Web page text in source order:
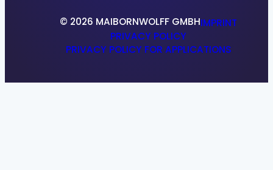
© 2026 MAIBORNWOLFF GMBHIMPRINT
PRIVACY POLICY
PRIVACY POLICY FOR APPLICATIONS